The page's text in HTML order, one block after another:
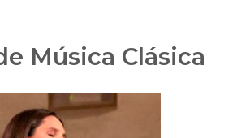
Música Clásica